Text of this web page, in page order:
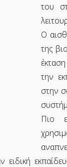
του
Ο
της
την
στην
Πιο